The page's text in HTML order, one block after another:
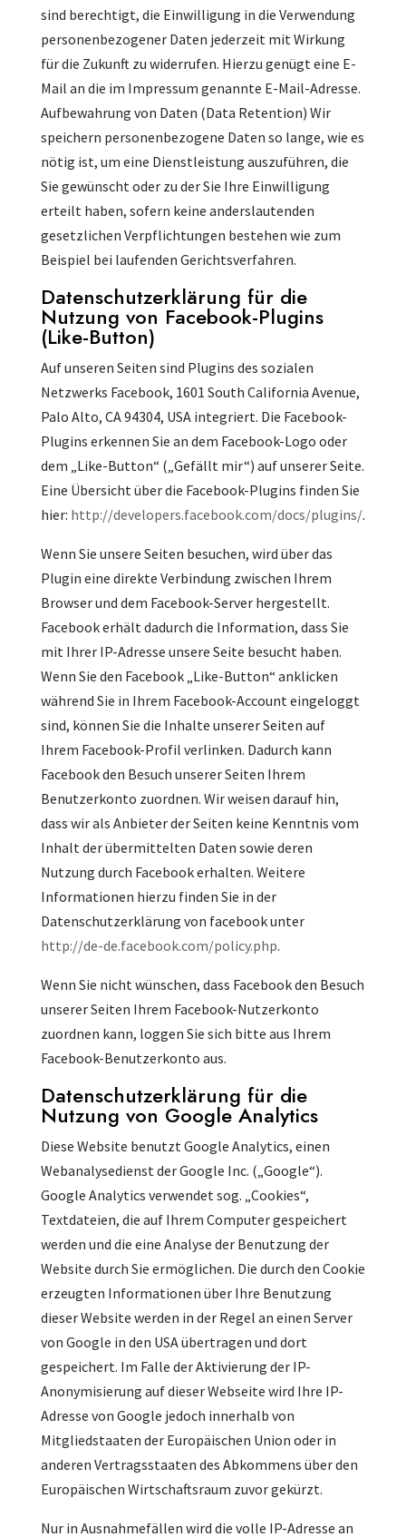
sind berechtigt, die Einwilligung in die Verwendung
personenbezogener Daten jederzeit mit Wirkung
für die Zukunft zu widerrufen. Hierzu genügt eine E-
Mail an die im Impressum genannte E-Mail-Adresse.
Aufbewahrung von Daten (Data Retention) Wir
speichern personenbezogene Daten so lange, wie es
nötig ist, um eine Dienstleistung auszuführen, die
Sie gewünscht oder zu der Sie Ihre Einwilligung
erteilt haben, sofern keine anderslautenden
gesetzlichen Verpflichtungen bestehen wie zum
Beispiel bei laufenden Gerichtsverfahren.
Datenschutzerklärung für die
Nutzung von Facebook-Plugins
(Like-Button)
Auf unseren Seiten sind Plugins des sozialen
Netzwerks Facebook, 1601 South California Avenue,
Palo Alto, CA 94304, USA integriert. Die Facebook-
Plugins erkennen Sie an dem Facebook-Logo oder
dem „Like-Button“ („Gefällt mir“) auf unserer Seite.
Eine Übersicht über die Facebook-Plugins finden Sie
hier: http://developers.facebook.com/docs/plugins/.
Wenn Sie unsere Seiten besuchen, wird über das
Plugin eine direkte Verbindung zwischen Ihrem
Browser und dem Facebook-Server hergestellt.
Facebook erhält dadurch die Information, dass Sie
mit Ihrer IP-Adresse unsere Seite besucht haben.
Wenn Sie den Facebook „Like-Button“ anklicken
während Sie in Ihrem Facebook-Account eingeloggt
sind, können Sie die Inhalte unserer Seiten auf
Ihrem Facebook-Profil verlinken. Dadurch kann
Facebook den Besuch unserer Seiten Ihrem
Benutzerkonto zuordnen. Wir weisen darauf hin,
dass wir als Anbieter der Seiten keine Kenntnis vom
Inhalt der übermittelten Daten sowie deren
Nutzung durch Facebook erhalten. Weitere
Informationen hierzu finden Sie in der
Datenschutzerklärung von facebook unter
http://de-de.facebook.com/policy.php.
Wenn Sie nicht wünschen, dass Facebook den Besuch
unserer Seiten Ihrem Facebook-Nutzerkonto
zuordnen kann, loggen Sie sich bitte aus Ihrem
Facebook-Benutzerkonto aus.
Datenschutzerklärung für die
Nutzung von Google Analytics
Diese Website benutzt Google Analytics, einen
Webanalysedienst der Google Inc. („Google“).
Google Analytics verwendet sog. „Cookies“,
Textdateien, die auf Ihrem Computer gespeichert
werden und die eine Analyse der Benutzung der
Website durch Sie ermöglichen. Die durch den Cookie
erzeugten Informationen über Ihre Benutzung
dieser Website werden in der Regel an einen Server
von Google in den USA übertragen und dort
gespeichert. Im Falle der Aktivierung der IP-
Anonymisierung auf dieser Webseite wird Ihre IP-
Adresse von Google jedoch innerhalb von
Mitgliedstaaten der Europäischen Union oder in
anderen Vertragsstaaten des Abkommens über den
Europäischen Wirtschaftsraum zuvor gekürzt.
Nur in Ausnahmefällen wird die volle IP-Adresse an